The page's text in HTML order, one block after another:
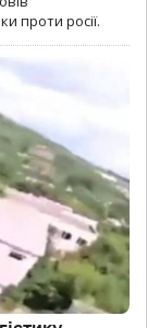
проти росії.